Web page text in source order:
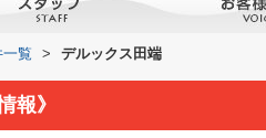
覧 > デルックス田端
報》